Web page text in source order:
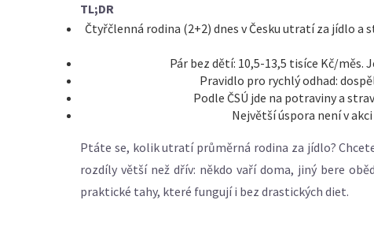
TL;DR
Čtyřčlenná rodina (2+2) dnes v Česku utratí za jídlo a
Pár bez dětí: 10,5-13,5 tisíce Kč/měs.
Pravidlo pro rychlý odhad:
Podle ČSÚ jde na potraviny a
Největší úspora není v
Ptáte se, kolik utratí průměrná rodina za jídlo?
rozdíly větší než dřív: někdo vaří doma, jiný bere
praktické tahy, které fungují i bez drastických diet.